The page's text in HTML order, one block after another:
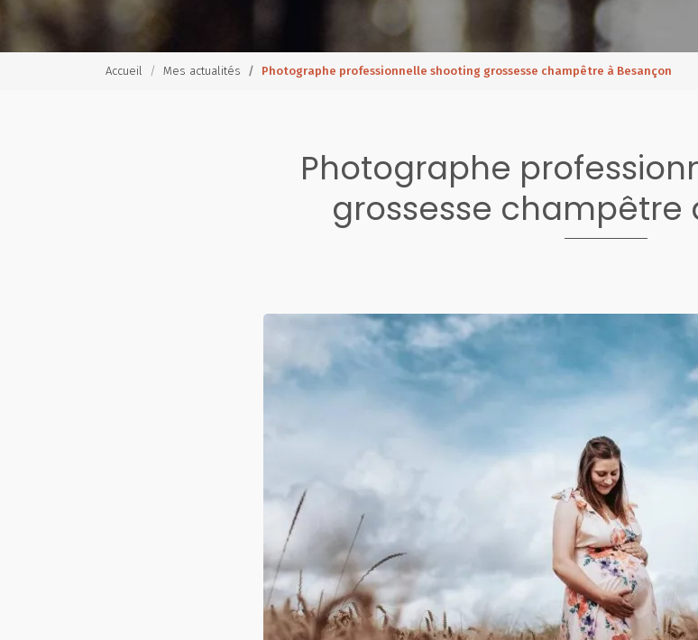
Accueil Mes actualités Photographe professionnelle shooting grossesse champêtre à Besançon
Photographe
grossesse champêtre